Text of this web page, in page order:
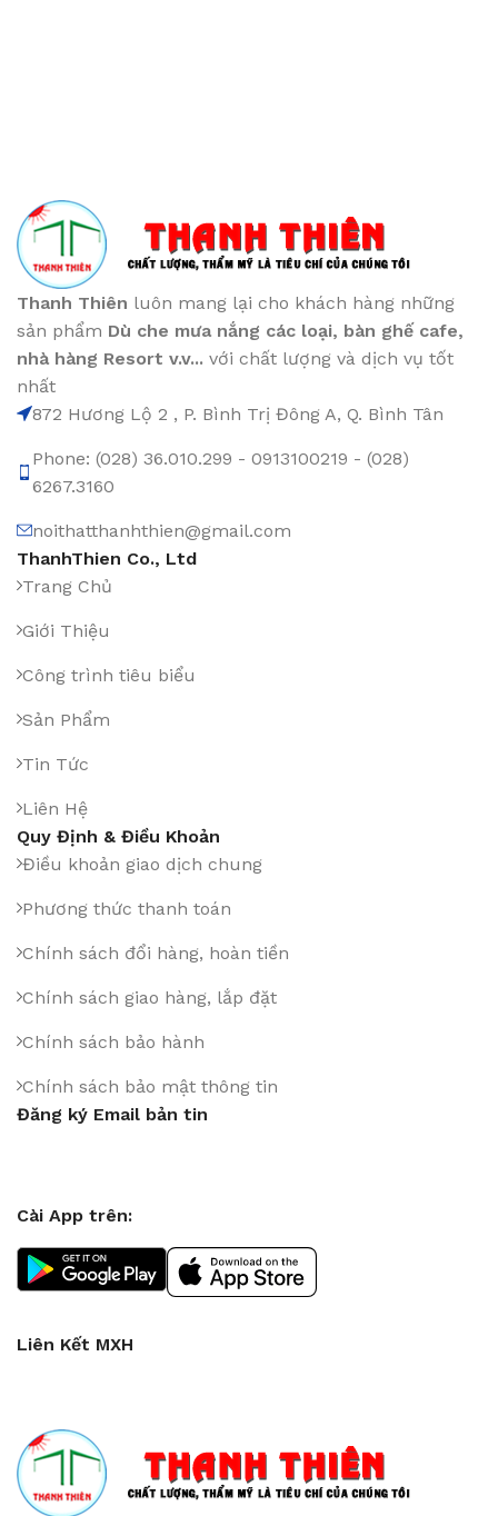
Thanh Thiên luôn mang lại cho khách hàng những
sản phẩm Dù che mưa nắng các loại, bàn ghế cafe,
nhà hàng Resort v.v... với chất lượng và dịch vụ tốt
nhất
872 Hương Lộ 2 , P. Bình Trị Đông A, Q. Bình Tân
Phone: (028) 36.010.299 - 0913100219 - (028)
6267.3160
noithatthanhthien@gmail.com
ThanhThien Co., Ltd
Trang Chủ
Giới Thiệu
Công trình tiêu biểu
Sản Phẩm
Tin Tức
Liên Hệ
Quy Định & Điều Khoản
Điều khoản giao dịch chung
Phương thức thanh toán
Chính sách đổi hàng, hoàn tiền
Chính sách giao hàng, lắp đặt
Chính sách bảo hành
Chính sách bảo mật thông tin
Đăng ký Email bản tin
Cài App trên:
Liên Kết MXH